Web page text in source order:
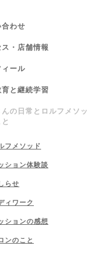
合わせ
ス・店舗情報
ィール
と継続学習
んの日常とロルフメソッ
と
フメソッド
ション体験談
らせ
ィワーク
ションの感想
ンのこと